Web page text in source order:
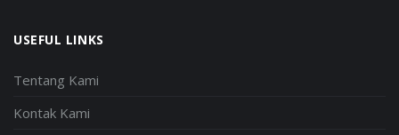
USEFUL LINKS
Tentang Kami
Kontak Kami